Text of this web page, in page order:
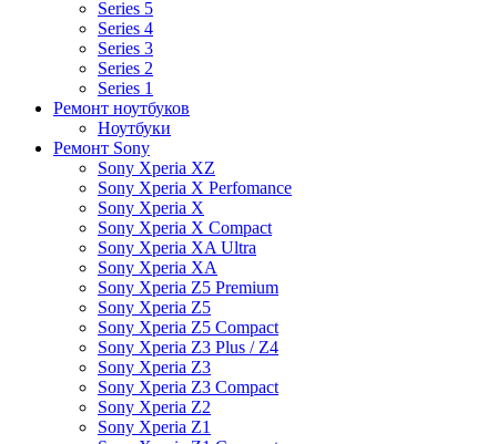
Series 5
Series 4
Series 3
Series 2
Series 1
Ремонт ноутбуков
Ноутбуки
Ремонт Sony
Sony Xperia XZ
Sony Xperia X Perfomance
Sony Xperia X
Sony Xperia X Compact
Sony Xperia XA Ultra
Sony Xperia XA
Sony Xperia Z5 Premium
Sony Xperia Z5
Sony Xperia Z5 Compact
Sony Xperia Z3 Plus / Z4
Sony Xperia Z3
Sony Xperia Z3 Compact
Sony Xperia Z2
Sony Xperia Z1